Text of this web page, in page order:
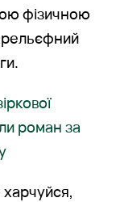
фізичною
роман за